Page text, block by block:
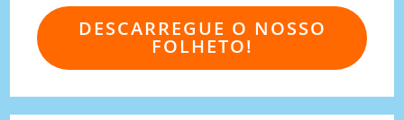
DESCARREGUE O NOSSO
FOLHETO!